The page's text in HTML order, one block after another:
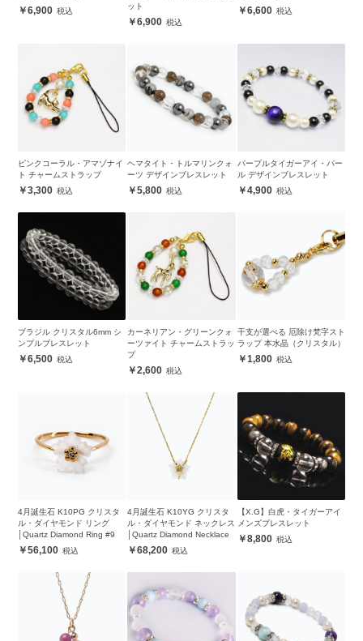
6,900
ット
6,900
6,600
ピンクコーラル・アマゾナイ
ト チャームストラップ
3,300
ヘマタイト・トルマリンクォ
ーツ デザインブレスレット
5,800
パープルタイガーアイ・パー
ル デザインブレスレット
4,900
ブラジル クリスタル6mm シ
ンプルブレスレット
6,500
カーネリアン・グリーンクォ
ーツァイト チャームストラッ
プ
2,600
干支が選べる 厄除け梵字スト
ラップ 本水晶（クリスタル）
1,800
4月誕生石 K10PG クリスタ
ル・ダイヤモンド リング
│Quartz Diamond Ring #9
56,100
4月誕生石 K10YG クリスタ
ル・ダイヤモンド ネックレス
│Quartz Diamond Necklace
68,200
【X.G】白虎・タイガーアイ
メンズブレスレット
8,800